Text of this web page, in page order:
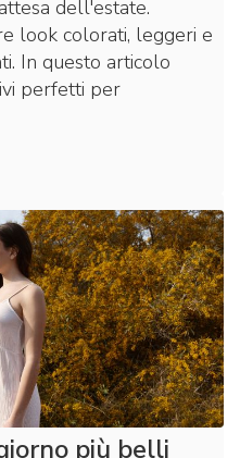
dell'estate.
look colorati, leggeri e
In questo articolo
perfetti per
più belli